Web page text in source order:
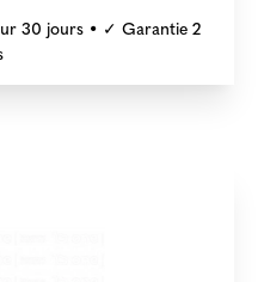
30 jours • ✓ Garantie 2